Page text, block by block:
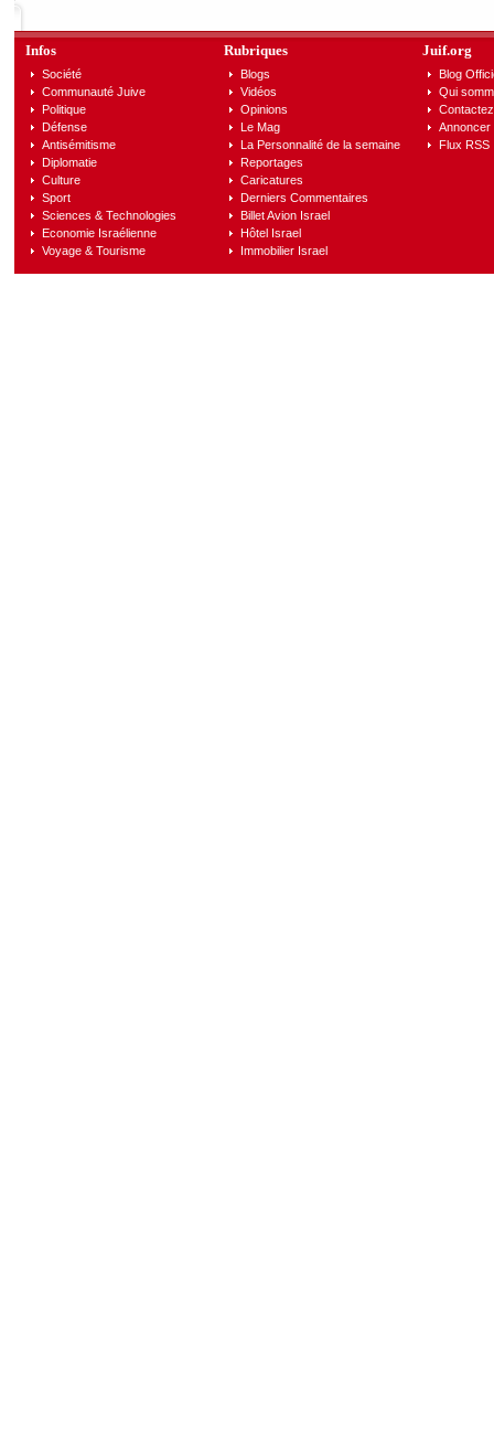
Infos
Société
Communauté Juive
Politique
Défense
Antisémitisme
Diplomatie
Culture
Sport
Sciences & Technologies
Economie Israélienne
Voyage & Tourisme
Rubriques
Blogs
Vidéos
Opinions
Le Mag
La Personnalité de la semaine
Reportages
Caricatures
Derniers Commentaires
Billet Avion Israel
Hôtel Israel
Immobilier Israel
Juif.org
Blog
Qui
Annoncer
Flux RSS